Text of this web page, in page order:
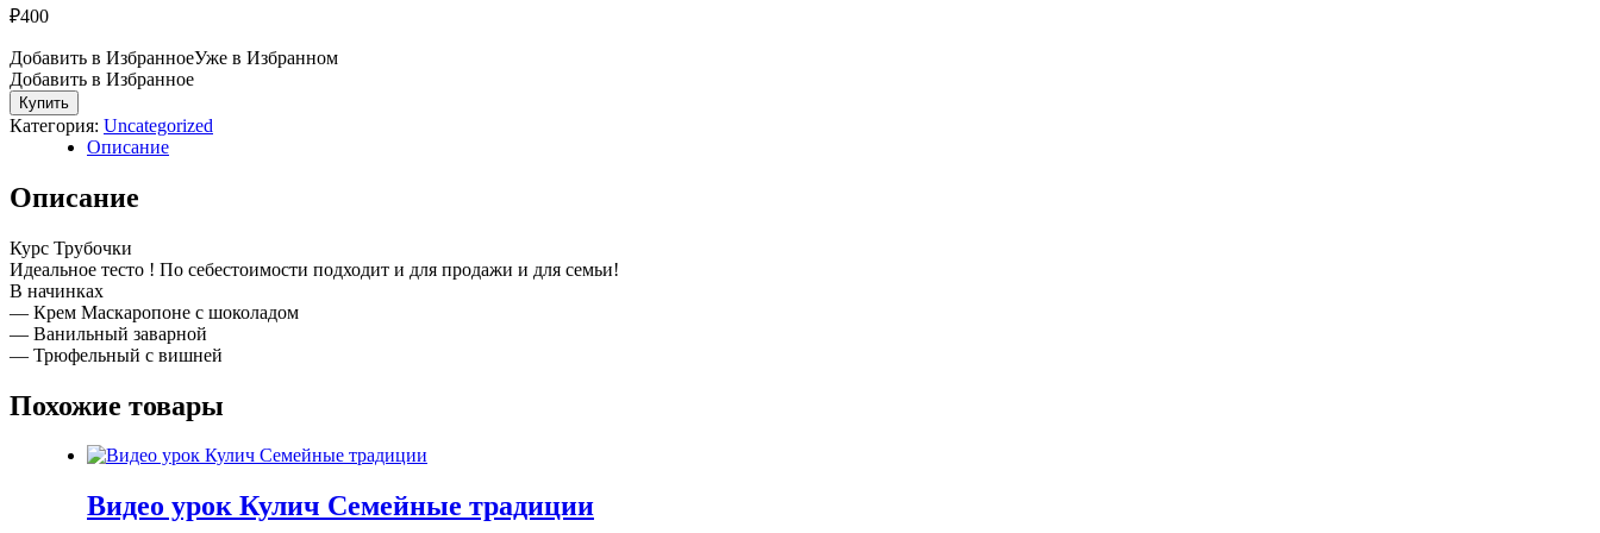
₽400
Добавить в ИзбранноеУже в Избранном
Добавить в Избранное
Количество
Курс
Трубочки
Купить
Категория: Uncategorized
Описание
Описание
Курс Трубочки
Идеальное тесто ! По себестоимости подходит и для продажи и для семьи!
В начинках
— Крем Маскаропоне с шоколадом
— Ванильный заварной
— Трюфельный с вишней
Похожие товары
Видео урок Кулич Семейные традиции